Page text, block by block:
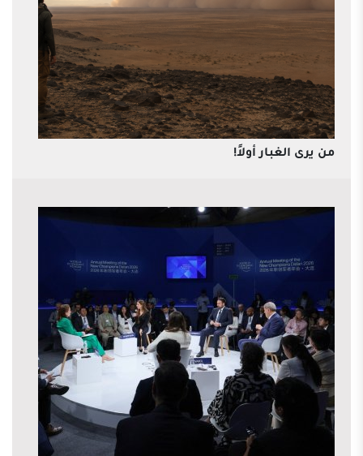
من يرى الغبار أولاً!